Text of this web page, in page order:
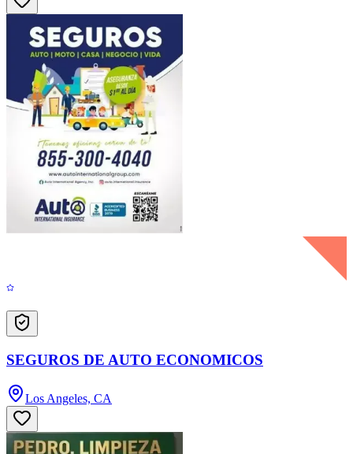
SEGUROS DE AUTO ECONOMICOS
Los Angeles, CA